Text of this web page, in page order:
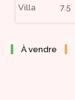
Villa 7.5
À vendre